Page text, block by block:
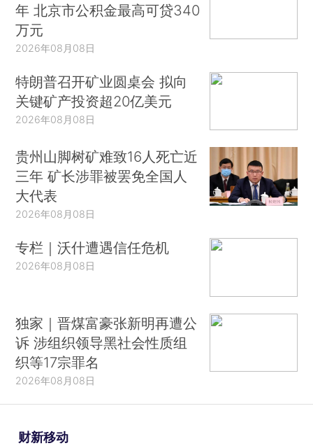
年 北京市公积金最高可贷340
万元
2026年08月08日
特朗普召开矿业圆桌会 拟向
关键矿产投资超20亿美元
2026年08月08日
贵州山脚树矿难致16人死亡近
三年 矿长涉罪被罢免全国人
大代表
2026年08月08日
专栏｜沃什遭遇信任危机
2026年08月08日
独家｜晋煤富豪张新明再遭公
诉 涉组织领导黑社会性质组
织等17宗罪名
2026年08月08日
财新移动